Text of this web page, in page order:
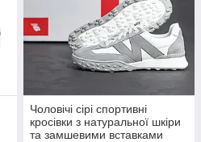
Чоловічі сірі спортивні
кросівки з натуральної шкіри
та замшевими вставками